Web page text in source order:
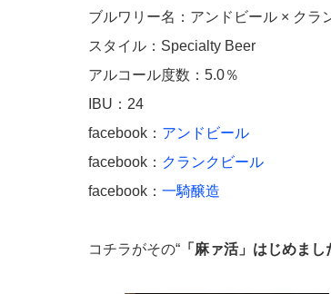
ブルワリー名：アンドビール × クラ
スタイル：Specialty Beer
アルコール度数：5.0％
IBU：24
facebook： アンドビール
facebook： クランクビール
facebook： 一騎醸造
コチラがその“ 「麻ァ活」はじめまし